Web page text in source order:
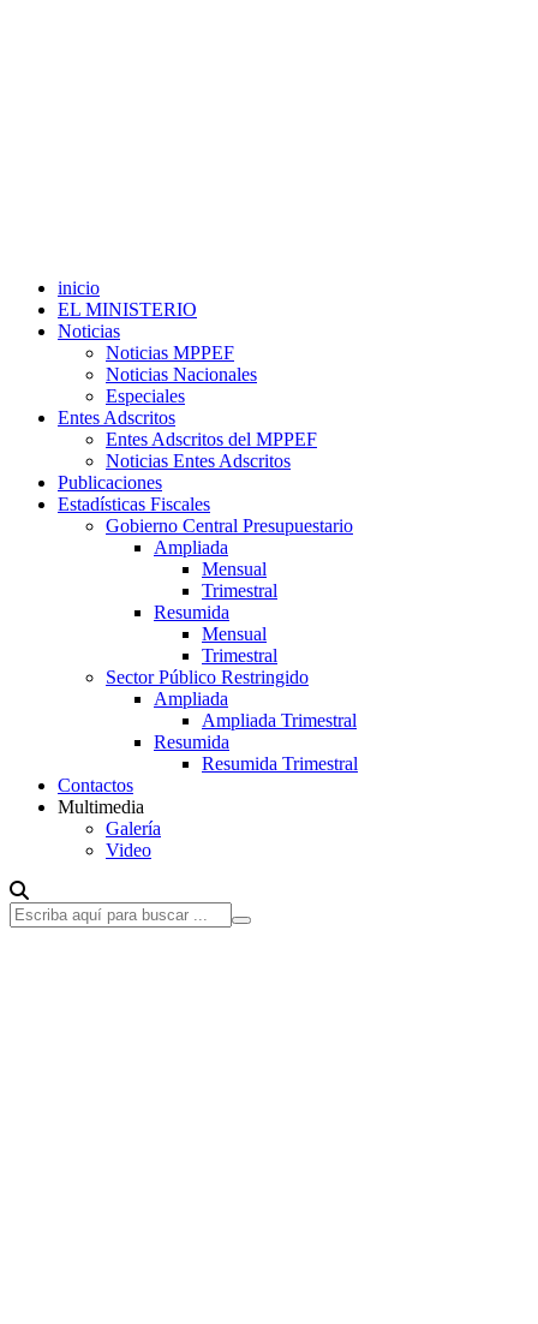
inicio
EL MINISTERIO
Noticias
Noticias MPPEF
Noticias Nacionales
Especiales
Entes Adscritos
Entes Adscritos del MPPEF
Noticias Entes Adscritos
Publicaciones
Estadísticas Fiscales
Gobierno Central Presupuestario
Ampliada
Mensual
Trimestral
Resumida
Mensual
Trimestral
Sector Público Restringido
Ampliada
Ampliada Trimestral
Resumida
Resumida Trimestral
Contactos
Multimedia
Galería
Video